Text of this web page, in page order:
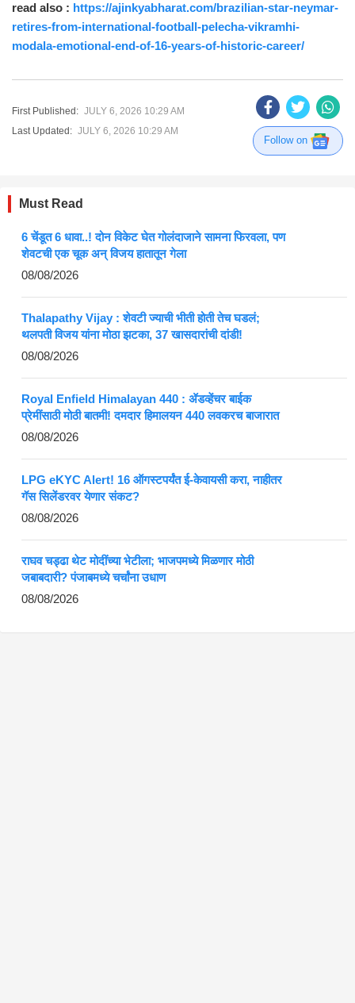
read also : https://ajinkyabharat.com/brazilian-star-neymar-
retires-from-international-football-pelecha-vikramhi-
modala-emotional-end-of-16-years-of-historic-career/
First Published: JULY 6, 2026 10:29 AM
Last Updated: JULY 6, 2026 10:29 AM
Follow on
Must Read
6 चेंडूत 6 धावा..! दोन विकेट घेत गोलंदाजाने सामना फिरवला, पण
शेवटची एक चूक अन् विजय हातातून गेला
08/08/2026
Thalapathy Vijay : शेवटी ज्याची भीती होती तेच घडलं;
थलपती विजय यांना मोठा झटका, 37 खासदारांची दांडी!
08/08/2026
Royal Enfield Himalayan 440 : ॲडव्हेंचर बाईक
प्रेमींसाठी मोठी बातमी! दमदार हिमालयन 440 लवकरच बाजारात
08/08/2026
LPG eKYC Alert! 16 ऑगस्टपर्यंत ई-केवायसी करा, नाहीतर
गॅस सिलेंडरवर येणार संकट?
08/08/2026
राघव चड्ढा थेट मोदींच्या भेटीला; भाजपमध्ये मिळणार मोठी
जबाबदारी? पंजाबमध्ये चर्चांना उधाण
08/08/2026